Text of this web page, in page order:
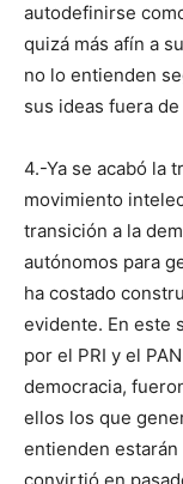
autodefinirse
quizá más afín a
no lo entienden
sus ideas fuera
4.-Ya se acabó la
movimiento
transición a la
autónomos para
ha costado
evidente. En este
por el PRI y el
democracia,
ellos los que
entienden